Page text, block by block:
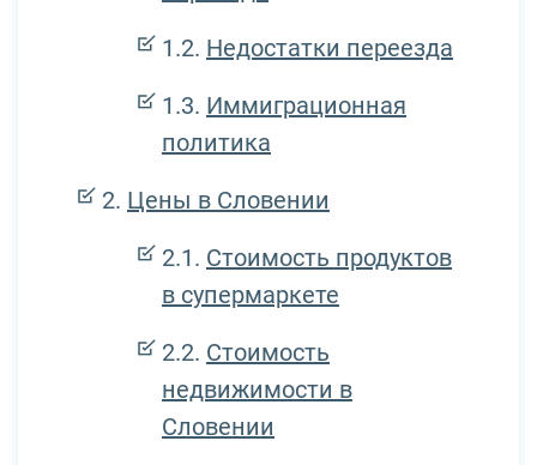
Недостатки переезда
Иммиграционная
политика
Цены в Словении
Стоимость продуктов
в супермаркете
Стоимость
недвижимости в
Словении